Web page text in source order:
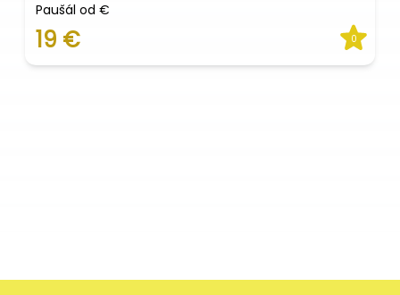
Paušál od €
19 € 0